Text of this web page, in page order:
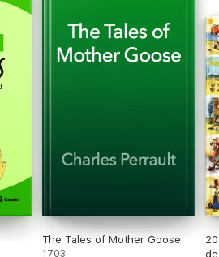
The Tales of Mother Goose
1703